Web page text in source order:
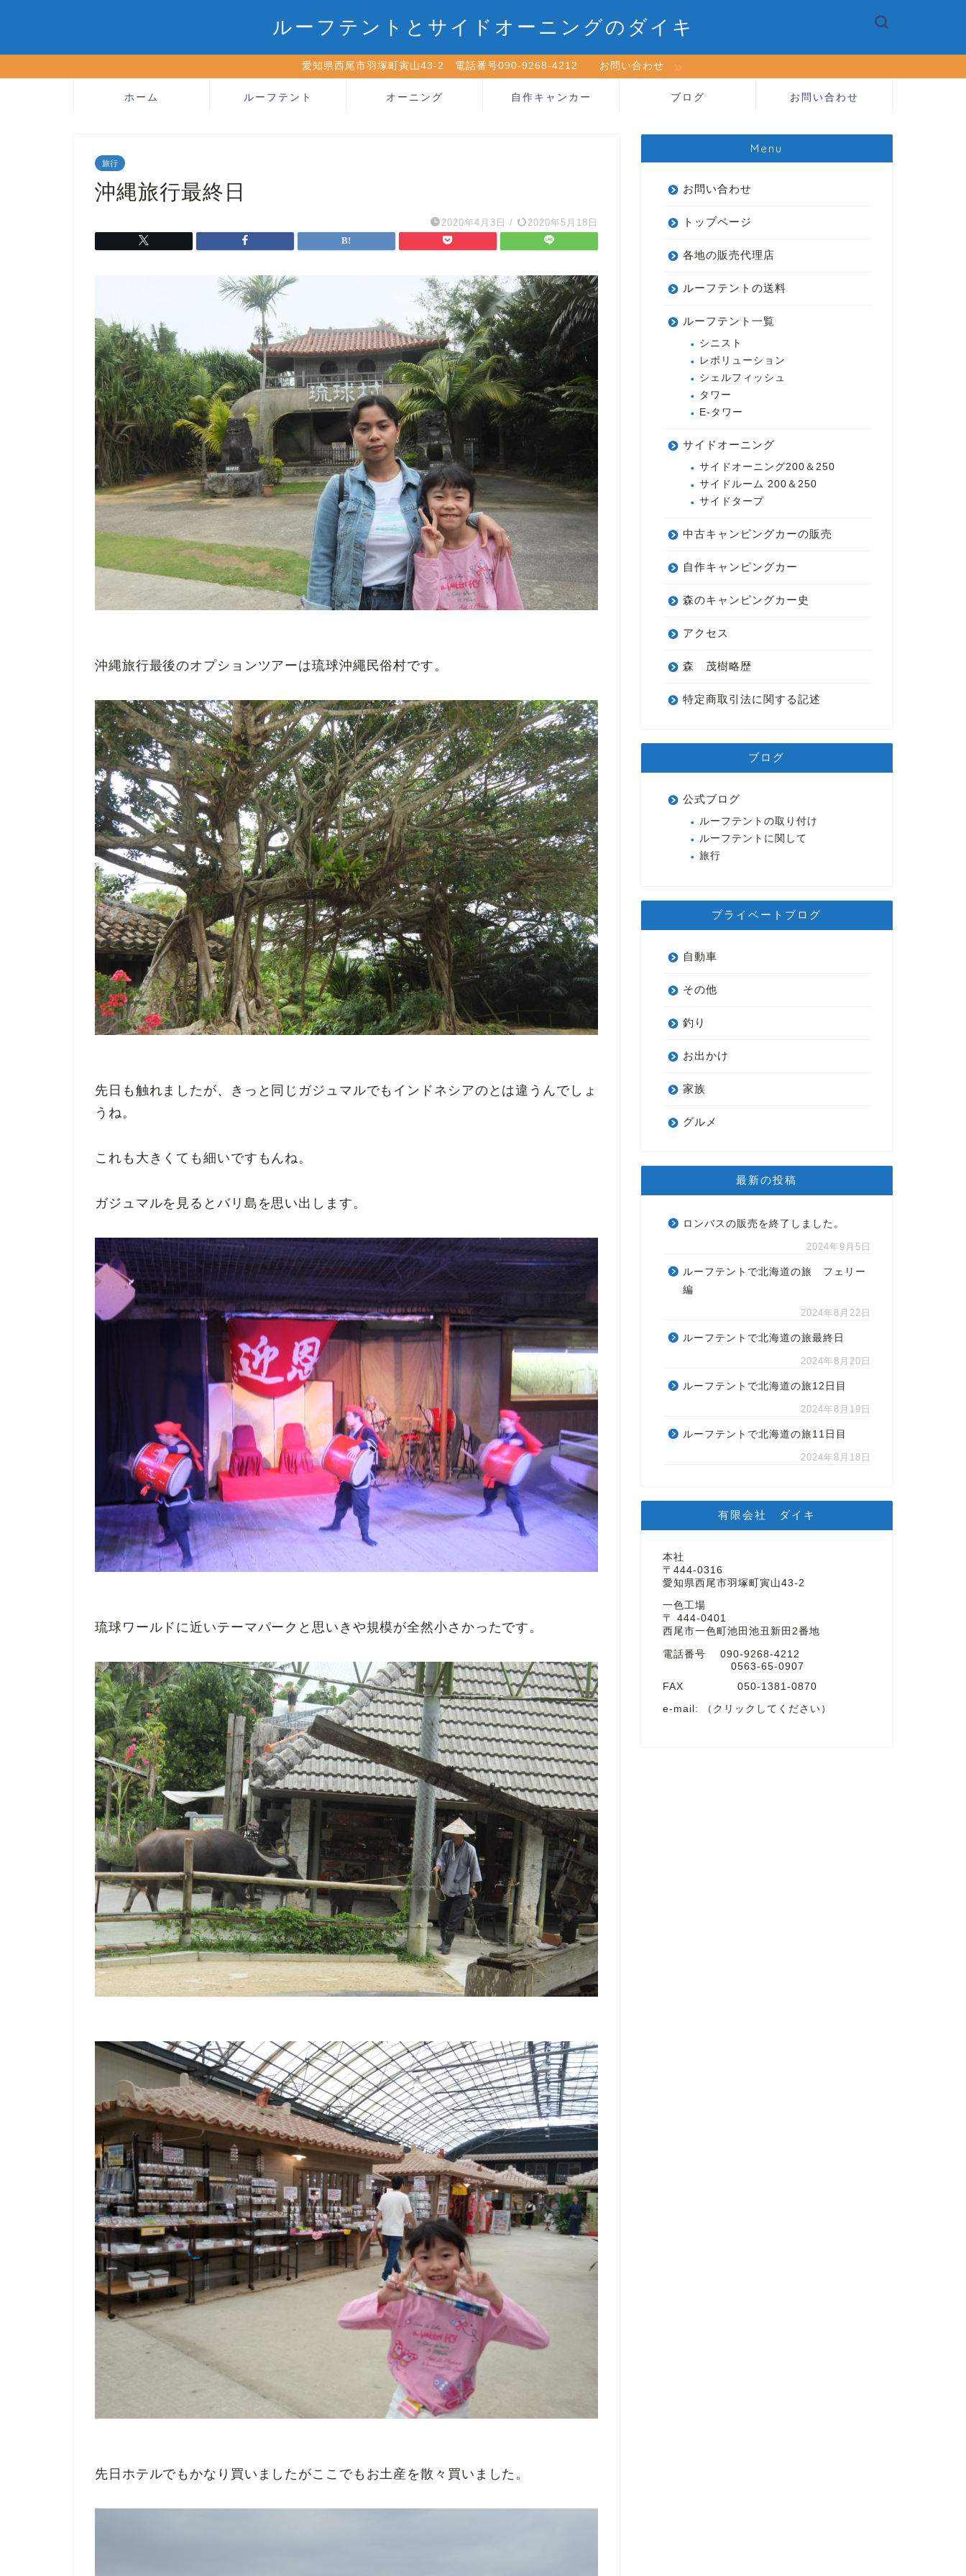
ルーフテントとサイドオーニングのダイキ
愛知県西尾市羽塚町寅山43-2 電話番号090-9268-4212 お問い合わせ
ホーム ルーフテント オーニング 自作キャンカー ブログ お問い合わせ
旅行
沖縄旅行最終日
2020年4月3日 / 2020年5月18日
沖縄旅行最後のオプションツアーは琉球沖繩民俗村です。
先日も触れましたが、きっと同じガジュマルでもインドネシアのとは違うんでしょ
うね。
これも大きくても細いですもんね。
ガジュマルを見るとバリ島を思い出します。
琉球ワールドに近いテーマパークと思いきや規模が全然小さかったです。
先日ホテルでもかなり買いましたがここでもお土産を散々買いました。
Menu
お問い合わせ
トップページ
各地の販売代理店
ルーフテントの送料
ルーフテント一覧
シニスト
レボリューション
シェルフィッシュ
タワー
E-タワー
サイドオーニング
サイドオーニング200＆250
サイドルーム 200＆250
サイドタープ
中古キャンピングカーの販売
自作キャンピングカー
森のキャンピングカー史
アクセス
森 茂樹略歴
特定商取引法に関する記述
ブログ
公式ブログ
ルーフテントの取り付け
ルーフテントに関して
旅行
プライベートブログ
自動車
その他
釣り
お出かけ
家族
グルメ
最新の投稿
ロンバスの販売を終了しました。
2024年9月5日
ルーフテントで北海道の旅 フェリー
編
2024年8月22日
ルーフテントで北海道の旅最終日
2024年8月20日
ルーフテントで北海道の旅12日目
2024年8月19日
ルーフテントで北海道の旅11日目
2024年8月18日
有限会社 ダイキ
本社
〒444-0316
愛知県西尾市羽塚町寅山43-2
一色工場
〒 444-0401
西尾市一色町池田池丑新田2番地
電話番号 090-9268-4212
0563-65-0907
FAX 050-1381-0870
e-mail: （クリックしてください）